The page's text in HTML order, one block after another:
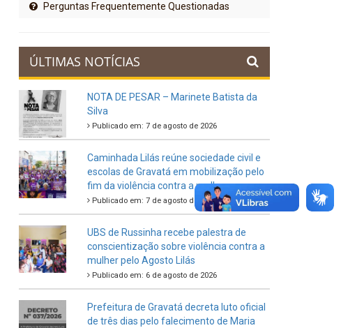
Perguntas Frequentemente Questionadas
ÚLTIMAS NOTÍCIAS
NOTA DE PESAR – Marinete Batista da
Silva
Publicado em: 7 de agosto de 2026
Caminhada Lilás reúne sociedade civil e
escolas de Gravatá em mobilização pelo
fim da violência contra a mulher
Publicado em: 7 de agosto de 2026
UBS de Russinha recebe palestra de
conscientização sobre violência contra a
mulher pelo Agosto Lilás
Publicado em: 6 de agosto de 2026
Prefeitura de Gravatá decreta luto oficial
de três dias pelo falecimento de Maria